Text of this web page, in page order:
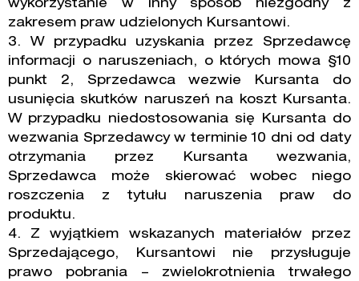
wykorzystanie w inny sposób niezgodny z
zakresem praw udzielonych Kursantowi.
3. W przypadku uzyskania przez Sprzedawcę
informacji o naruszeniach, o których mowa §10
punkt 2, Sprzedawca wezwie Kursanta do
usunięcia skutków naruszeń na koszt Kursanta.
W przypadku niedostosowania się Kursanta do
wezwania Sprzedawcy w terminie 10 dni od daty
otrzymania przez Kursanta wezwania,
Sprzedawca może skierować wobec niego
roszczenia z tytułu naruszenia praw do
produktu.
4. Z wyjątkiem wskazanych materiałów przez
Sprzedającego, Kursantowi nie przysługuje
prawo pobrania – zwielokrotnienia trwałego